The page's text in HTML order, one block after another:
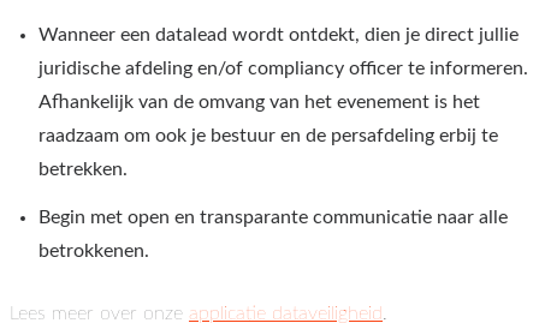
Wanneer een datalead wordt ontdekt, dien je direct jullie
juridische afdeling en/of compliancy officer te informeren.
Afhankelijk van de omvang van het evenement is het
raadzaam om ook je bestuur en de persafdeling erbij te
betrekken.
Begin met open en transparante communicatie naar alle
betrokkenen.
Lees meer over onze applicatie dataveiligheid